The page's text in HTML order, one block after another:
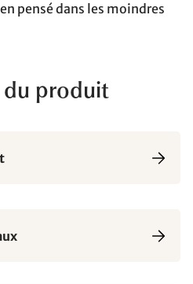
pensé dans les moindres
du produit